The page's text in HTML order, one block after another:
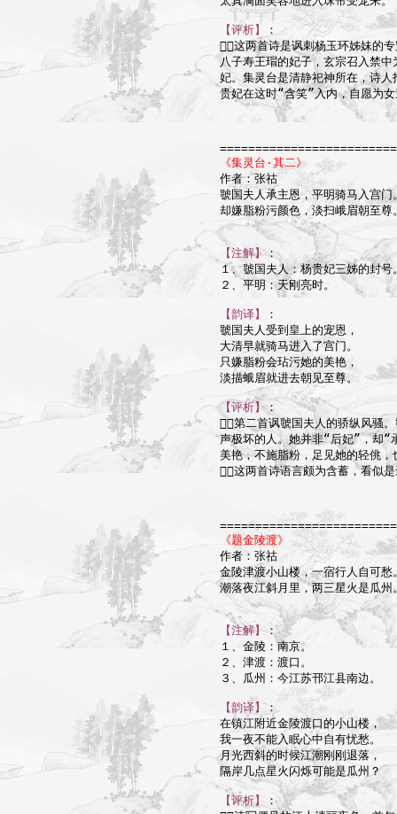
【评析】
：
这两首诗是讽刺杨玉环姊妹的
八子寿王瑁的妃子，玄宗召入禁
妃。集灵台是清静祀神所在，诗
贵妃在这时“含笑”入内，自愿为
《集灵台·其二》
作者：张祜
虢国夫人承主恩，平明骑马入宫门
却嫌脂粉污颜色，淡扫峨眉朝至尊
【注解】 ：
１、虢国夫人：杨贵妃三姊的封号
２、平明：天刚亮时。
【韵译】
：
虢国夫人受到皇上的宠恩，
大清早就骑马进入了宫门。
只嫌脂粉会玷污她的美艳，
淡描蛾眉就进去朝见至尊。
【评析】：
第二首讽虢国夫人的骄纵风骚
声极坏的人。她并非“后妃”，却
美艳，不施脂粉，足见她的轻佻，
这两首诗语言颇为含蓄，看似
《题金陵渡》
作者：张祜
金陵津渡小山楼，一宿行人自可愁
潮落夜江斜月里，两三星火是瓜州
【注解】 ：
１、金陵：南京。
２、津渡：渡口。
３、瓜州：今江苏邗江县南边。
【韵译】 ：
在镇江附近金陵渡口的小山楼，
我一夜不能入眠心中自有忧愁。
月光西斜的时候江潮刚刚退落，
隔岸几点星火闪烁可能是瓜州？
【评析】
：